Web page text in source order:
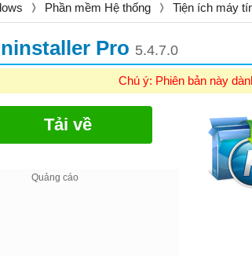
Phần mềm Hệ thống Tiện ích máy
Pro 5.4.7.0
Chú ý: Phiên bản này
Tải về